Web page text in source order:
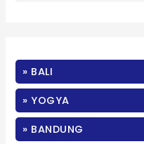
f
o
r
» BALI
» YOGYA
» BANDUNG